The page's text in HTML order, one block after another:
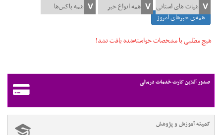
همه‌ی خبرهای امروز
هیچ مطلبی با مشخصات خواسته‌شده یافت نشد!
صدور آنلاین کارت خدمات درمانی
کمیته آموزش و پژوهش